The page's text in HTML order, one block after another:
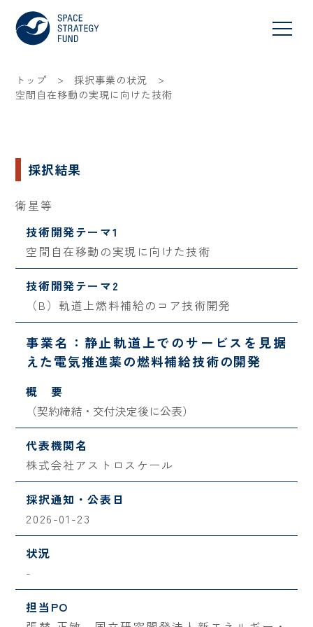
トップ > 採択事業の状況 >
空間自在移動の実現に向けた技術
採択結果
衛星等
技術開発テーマ1
空間自在移動の実現に向けた技術
技術開発テーマ2
（B）軌道上燃料補給のコア技術開発
事業名：静止軌道上でのサービスを見据
えた電気推進薬の燃料補給技術の開発
概 要
（契約締結・交付決定後に公表）
代表機関名
株式会社アストロスケール
採択通知・公表日
2026-01-23
状況
-
担当PO